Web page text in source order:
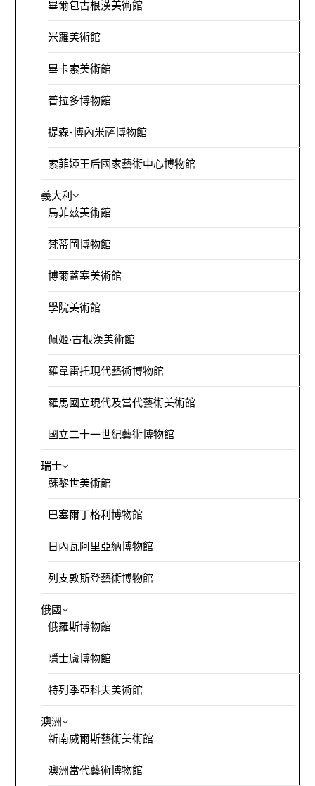
畢爾包古根漢美術館
米羅美術館
畢卡索美術館
普拉多博物館
提森-博內米薩博物館
索菲婭王后國家藝術中心博物館
義大利
烏菲茲美術館
梵蒂岡博物館
博爾蓋塞美術館
學院美術館
佩姬·古根漢美術館
羅韋雷托現代藝術博物館
羅馬國立現代及當代藝術美術館
國立二十一世紀藝術博物館
瑞士
蘇黎世美術館
巴塞爾丁格利博物館
日內瓦阿里亞納博物館
列支敦斯登藝術博物館
俄國
俄羅斯博物館
隱士廬博物館
特列季亞科夫美術館
澳洲
新南威爾斯藝術美術館
澳洲當代藝術博物館